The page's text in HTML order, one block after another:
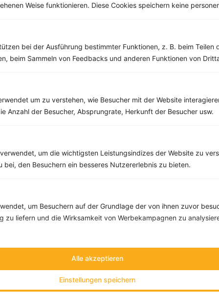
Weise funktionieren. Diese Cookies speichern keine
bei der Ausführung bestimmter Funktionen, z. B. beim Teilen
beim Sammeln von Feedbacks und anderen Funktionen von
um zu verstehen, wie Besucher mit der Website
Anzahl der Besucher, Absprungrate, Herkunft der Besucher usw.
um die wichtigsten Leistungsindizes der Website zu
bei, den Besuchern ein besseres Nutzererlebnis zu bieten.
um Besuchern auf der Grundlage der von ihnen zuvor
zu liefern und die Wirksamkeit von Werbekampagnen zu
Einstellungen speichern
Alle akzeptieren
Rezepte mit 200 bis 300 kcal
Rezepte
‹ ›
Blaubeershake mit Banane und Mandeln
Kalorien:300 kcal